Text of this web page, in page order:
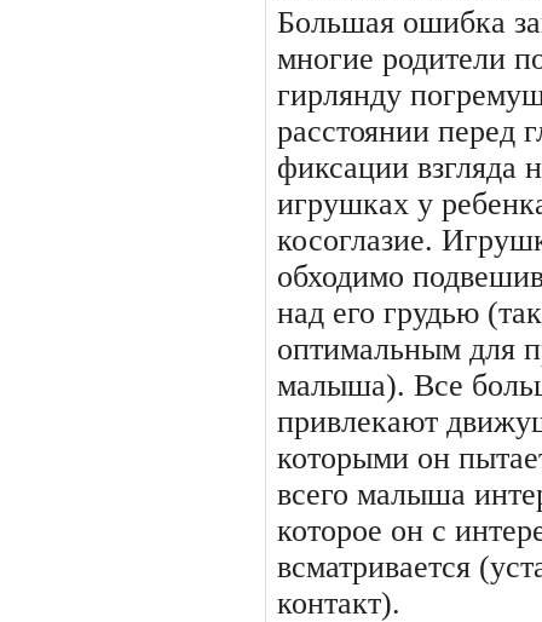
Большая ошибка
многие родители
гирлянду
расстоянии перед
фиксации взгля­да
игрушках у
косоглазие.
обходимо
над его гру­дью
оптимальным для
малыша). Все
привлекают
которыми он
всего ма­лыша
которое он с
всматривается
контакт).